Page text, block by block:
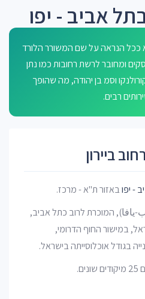
אביב - יפו
ככל הנראה על שם המשורר הלורד
הרחוב מוקף כ-5,600 עסקים ומחובר לרשת רחובות כמו נתן
וסמ בן יהודה, מה שהופך
רבים.
ביירון
- יפובאזור ת"א - מרכז.
يافا), המוכרת לרוב כתל אביב,
במישור החוף הדרומי,
בגודל אוכלוסייתה בישראל.